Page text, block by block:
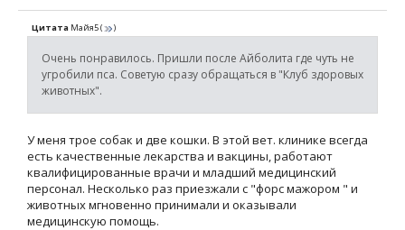
Цитата Майя5( )
Очень понравилось. Пришли после Айболита где чуть не
угробили пса. Советую сразу обращаться в "Клуб здоровых
животных".
У меня трое собак и две кошки. В этой вет. клинике всегда
есть качественные лекарства и вакцины, работают
квалифицированные врачи и младший медицинский
персонал. Несколько раз приезжали с "форс мажором " и
животных мгновенно принимали и оказывали
медицинскую помощь.